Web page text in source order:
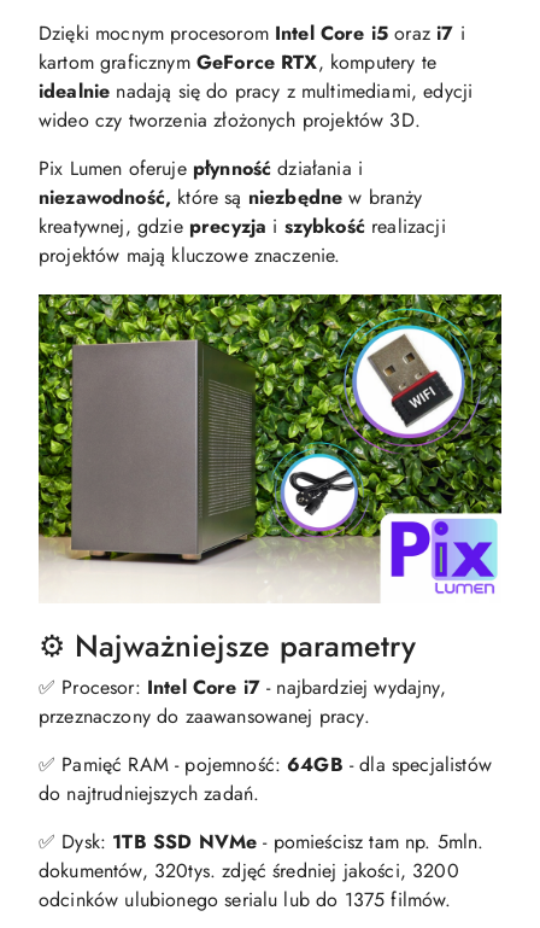
Dzięki mocnym procesorom Intel Core i5 orazi7 i
kartom graficznym GeForce RTX, komputery te
idealnie nadają się do pracy z multimediami, edycji
wideo czy tworzenia złożonych projektów 3D.
Pix Lumen oferuje płynność działania i
niezawodność, które są niezbędne w branży
kreatywnej, gdzie precyzja i szybkośćrealizacji
projektów mają kluczowe znaczenie.
⚙️ Najważniejsze parametry
✅ Procesor: Intel Core i7 - najbardziej wydajny,
przeznaczony do zaawansowanej pracy.
✅ Pamięć RAM - pojemność:64GB - dla specjalistów
do najtrudniejszych zadań.
✅ Dysk: 1TB SSD NVMe - pomieścisz tam np. 5mln.
dokumentów, 320tys. zdjęć średniej jakości, 3200
odcinków ulubionego serialu lub do 1375 filmów.